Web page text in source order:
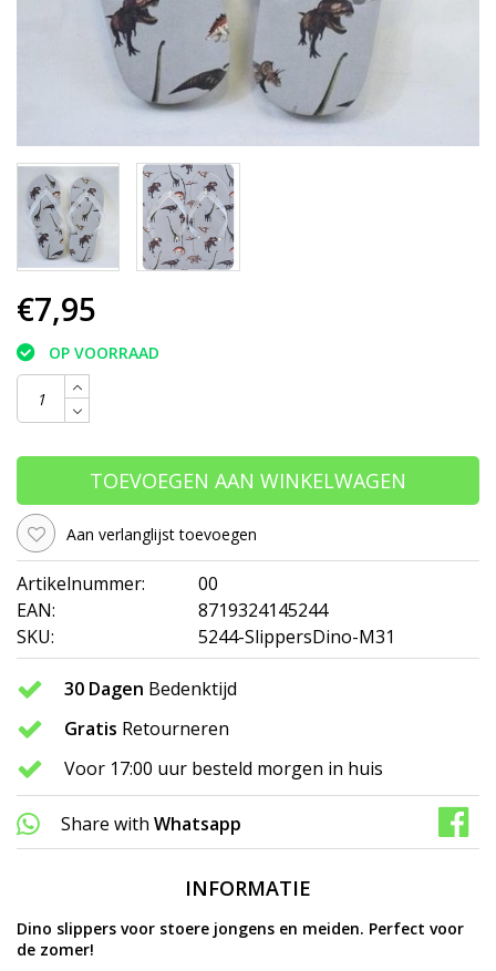
€7,95
OP VOORRAAD
TOEVOEGEN AAN WINKELWAGEN
Aan verlanglijst toevoegen
Artikelnummer:
00
EAN:
8719324145244
SKU:
5244-SlippersDino-M31
30 Dagen Bedenktijd
Gratis Retourneren
Voor 17:00 uur besteld morgen in huis
Share with Whatsapp
INFORMATIE
Dino slippers voor stoere jongens en meiden. Perfect voor
de zomer!